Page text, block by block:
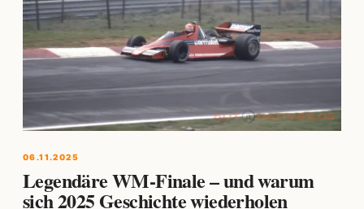
06.11.2025
Legendäre WM-Finale – und warum
sich 2025 Geschichte wiederholen